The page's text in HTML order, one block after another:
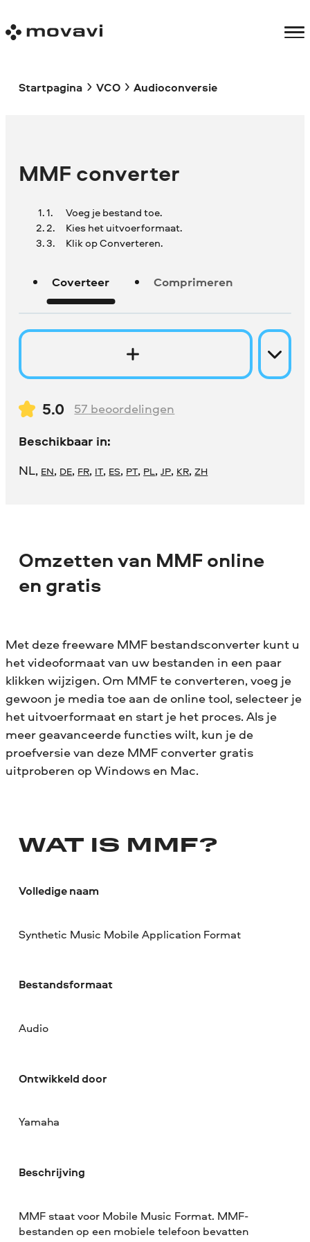
Startpagina VCO Audioconversie
MMF converter
Voeg je bestand toe.
Kies het uitvoerformaat.
Klik op Converteren.
Coverteer Comprimeren
5.0 57 beoordelingen
Beschikbaar in:
NL, EN, DE, FR, IT, ES, PT, PL,JP, KR,ZH
Omzetten van MMF online
en gratis
Met deze freeware MMF bestandsconverter kunt u
het videoformaat van uw bestanden in een paar
klikken wijzigen. Om MMF te converteren, voeg je
gewoon je media toe aan de online tool, selecteer je
het uitvoerformaat en start je het proces. Als je
meer geavanceerde functies wilt, kun je de
proefversie van deze MMF converter gratis
uitproberen op Windows en Mac.
WAT IS MMF?
Volledige naam
Synthetic Music Mobile Application Format
Bestandsformaat
Audio
Ontwikkeld door
Yamaha
Beschrijving
MMF staat voor Mobile Music Format. MMF-
bestanden op een mobiele telefoon bevatten